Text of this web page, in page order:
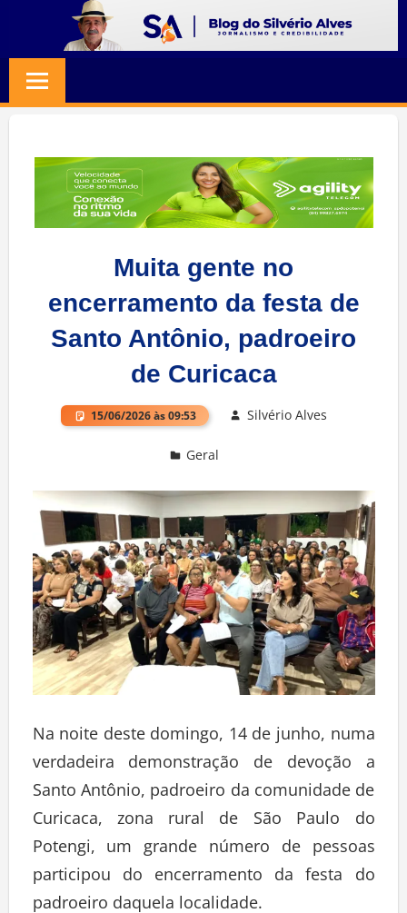
content
SILVERIO
ALVES
Jornalismo
Credibilidade
Muita gente no
encerramento da festa de
Santo Antônio, padroeiro
de Curicaca
15/06/2026 às 09:53 Silvério Alves
Geral
Na noite deste domingo, 14 de junho, numa
verdadeira demonstração de devoção a
Santo Antônio, padroeiro da comunidade de
Curicaca, zona rural de São Paulo do
Potengi, um grande número de pessoas
participou do encerramento da festa do
padroeiro daquela localidade.